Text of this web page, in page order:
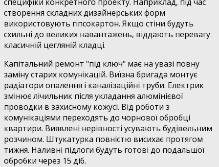
створення складних дизайнерських форм
використовують гіпсокартон. Якщо стіни будуть
схильні до великих навантажень, віддають перевагу
класичній цегляній кладці.
Капітальний ремонт "під ключ" має на увазі повну
заміну старих комунікацій. Виїзна бригада монтує
радіатори опалення і каналізаційні труби. Електрик
змінює лічильник після укладання алюмінієвої
проводки в захисному кожусі. Від роботи з
комунікаціями переходять до чорнової обробці
квартири. Виявлені нерівності усувають будівельним
розчином. Штукатурка повністю висихає протягом
тижня. Наливні підлоги будуть готові до подальшої
обробки через 15 діб.